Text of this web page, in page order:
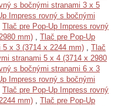
s bočnými stranami 3 x 5
Impress rovný s bočnými
Tlač pre Pop-Up Impress rovný
mm) , Tlač pre Pop-Up
5 x 3 (3714 x 2244 mm) , Tlač
stranami 5 x 4 (3714 x 2980
s bočnými stranami 6 x 3
Impress rovný s bočnými
Tlač pre Pop-Up Impress rovný
mm) , Tlač pre Pop-Up